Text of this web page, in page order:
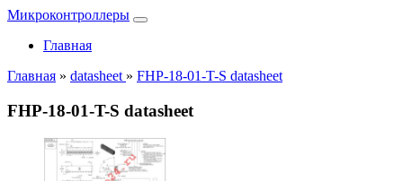
Микроконтроллеры
Главная
Главная » datasheet » FHP-18-01-T-S datasheet
FHP-18-01-T-S datasheet